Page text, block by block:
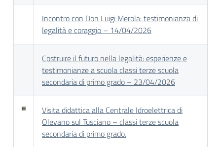
Incontro con Don Luigi Merola: testimonianza di
legalità e coraggio – 14/04/2026
Costruire il futuro nella legalità: esperienze e
testimonianze a scuola classi terze scuola
secondaria di primo grado – 23/04/2026
Visita didattica alla Centrale Idroelettrica di
Olevano sul Tusciano – classi terze scuola
secondaria di primo grado.